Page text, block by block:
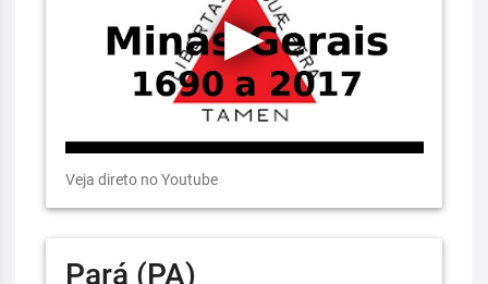
Veja direto no Youtube
Pará (PA)